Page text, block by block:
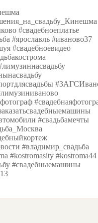
#свадебноеплатье
#ярославль #иваново37
#свадебноевидео
#свадьбамечты
#владимир_свадьба
#kostromasity #kostroma44
#свадебныемашины